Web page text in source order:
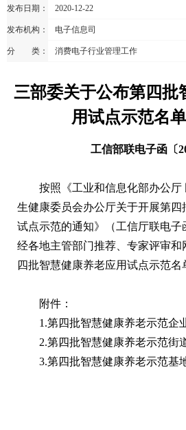
发布日期： 2020-12-22
发布机构： 电子信息司
分 类： 消费电子行业管理工作
三部委关于公布第四批
用试点示范名
工信部联电子函〔
按照《工业和信息化部办公厅
生健康委员会办公厅关于开展第四
试点示范的通知》（工信厅联电子
经各地主管部门推荐、专家评审和
四批智慧健康养老应用试点示范名
附件：
1.第四批智慧健康养老示范企
2.第四批智慧健康养老示范街
3.第四批智慧健康养老示范基